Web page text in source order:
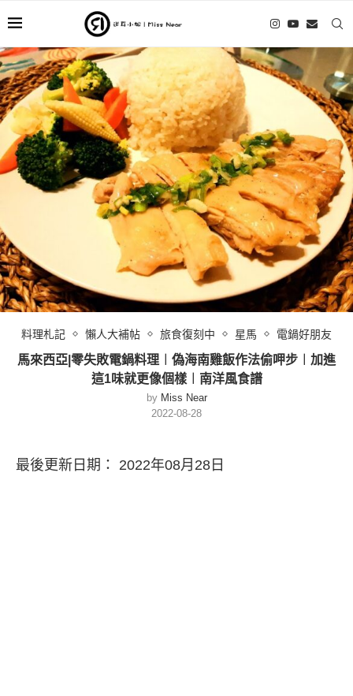
料理札記 懶人大補帖 旅食復刻中 星馬 電鍋好朋友
馬來西亞|零失敗電鍋料理︱偽海南雞飯作法偷呷步︱加進
這1味就更像個樣︱南洋風食譜
by Miss Near
2022-08-28
最後更新日期： 2022年08月28日